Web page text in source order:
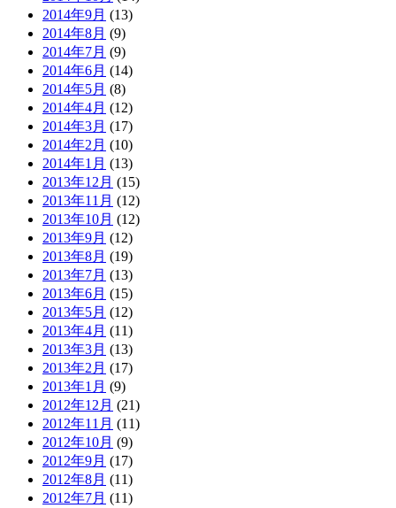
2014年9月 (13)
2014年8月 (9)
2014年7月 (9)
2014年6月 (14)
2014年5月 (8)
2014年4月 (12)
2014年3月 (17)
2014年2月 (10)
2014年1月 (13)
2013年12月 (15)
2013年11月 (12)
2013年10月 (12)
2013年9月 (12)
2013年8月 (19)
2013年7月 (13)
2013年6月 (15)
2013年5月 (12)
2013年4月 (11)
2013年3月 (13)
2013年2月 (17)
2013年1月 (9)
2012年12月 (21)
2012年11月 (11)
2012年10月 (9)
2012年9月 (17)
2012年8月 (11)
2012年7月 (11)